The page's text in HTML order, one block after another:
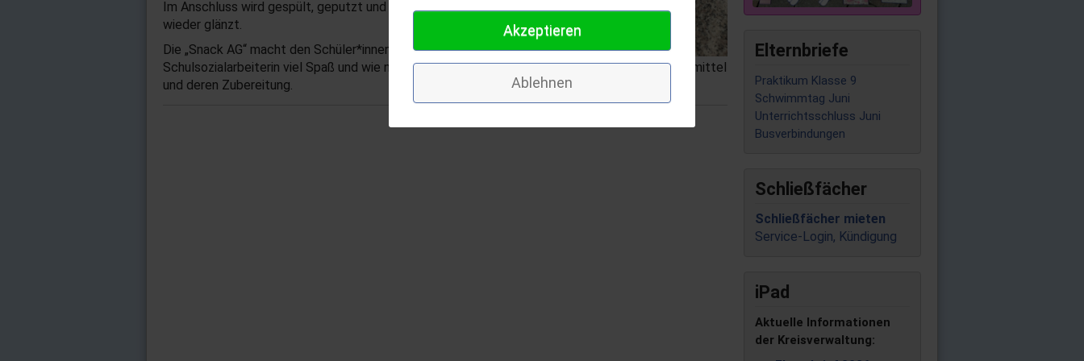
Im Anschluss wird gespült, geputzt und gekehrt, bis die Schulküche
wieder glänzt.
Die „Snack AG“ macht den Schüler*innen und auch der
Schulsozialarbeiterin viel Spaß und wie nebenbei lernen alle einiges über verschiedene Lebensmittel
und deren Zubereitung.
Elternbriefe
Praktikum Klasse 9
Schwimmtag Juni
Unterrichtsschluss Juni
Busverbindungen
Schließfächer
Schließfächer mieten
Service-Login, Kündigung
iPad
Aktuelle Informationen
der Kreisverwaltung:
Akzeptieren
Ablehnen